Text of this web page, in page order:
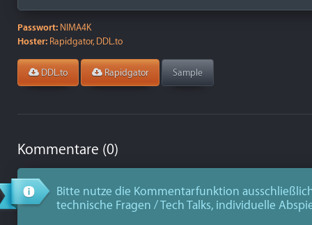
Passwort: NIMA4K
Hoster: Rapidgator, DDL.to
DDL.to Rapidgator Sample
Kommentare (0)
Bitte nutze die Kommentarfunktion
technische Fragen / Tech Talks, individuelle